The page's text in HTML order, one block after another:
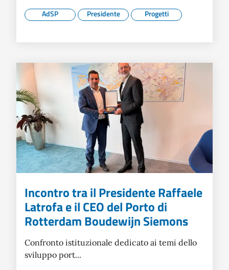
AdSP Presidente Progetti
Incontro tra il Presidente Raffaele
Latrofa e il CEO del Porto di
Rotterdam Boudewijn Siemons
Confronto istituzionale dedicato ai temi dello
sviluppo port...